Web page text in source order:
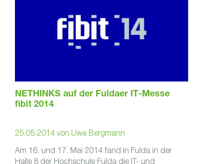
NETHINKS auf der Fuldaer IT-Messe
fibit 2014
25.05.2014 von Uwe Bergmann
Am 16. und 17. Mai 2014 fand in Fulda in der
Halle 8 der Hochschule Fulda die IT- und